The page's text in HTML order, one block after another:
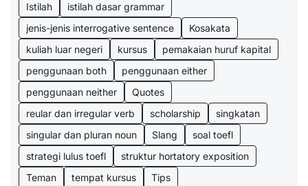
Istilah
istilah dasar grammar
jenis-jenis interrogative sentence
Kosakata
kuliah luar negeri
kursus
pemakaian huruf kapital
penggunaan both
penggunaan either
penggunaan neither
Quotes
reular dan irregular verb
scholarship
singkatan
singular dan pluran noun
Slang
soal toefl
strategi lulus toefl
struktur hortatory exposition
Teman
tempat kursus
Tips